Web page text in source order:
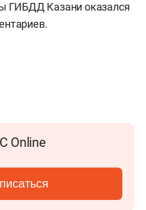
ГИБДД Казани оказался
Online